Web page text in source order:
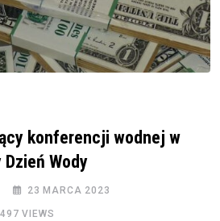
konferencji wodnej w
Wody
23 MARCA 2023
497 VIEWS